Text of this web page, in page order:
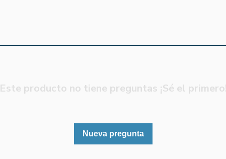
Este producto no tiene preguntas ¡Sé el
Nueva pregunta